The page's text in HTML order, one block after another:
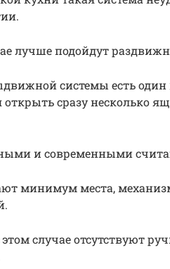
лучше подойдут
системы есть один
открыть сразу несколько
и современными
минимум места,
случае отсутствуют